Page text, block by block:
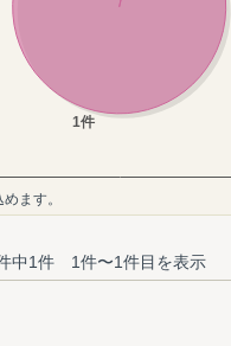
ます。
中1件 1件〜1件目を表示